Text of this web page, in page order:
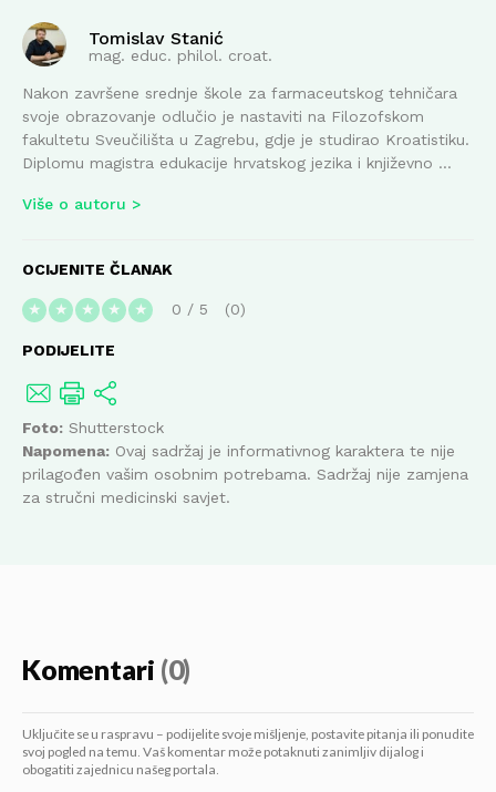
Tomislav Stanić
mag. educ. philol. croat.
Nakon završene srednje škole za farmaceutskog tehničara
svoje obrazovanje odlučio je nastaviti na Filozofskom
fakultetu Sveučilišta u Zagrebu, gdje je studirao Kroatistiku.
Diplomu magistra edukacije hrvatskog jezika i književno ...
Više o autoru
OCIJENITE ČLANAK
★ ★ ★ ★ ★ 0 / 5 0
PODIJELITE
Foto: Shutterstock
Napomena: Ovaj sadržaj je informativnog karaktera te nije
prilagođen vašim osobnim potrebama. Sadržaj nije zamjena
za stručni medicinski savjet.
Komentari (0)
Uključite se u raspravu – podijelite svoje mišljenje, postavite pitanja ili ponudite
svoj pogled na temu. Vaš komentar može potaknuti zanimljiv dijalog i
obogatiti zajednicu našeg portala.